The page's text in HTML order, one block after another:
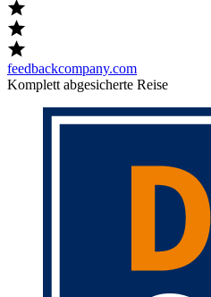
feedbackcompany.com
Komplett abgesicherte Reise